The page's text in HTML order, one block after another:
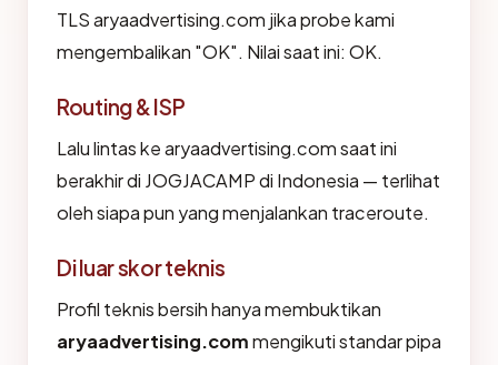
TLS aryaadvertising.com jika probe kami
mengembalikan "OK". Nilai saat ini: OK.
Routing & ISP
Lalu lintas ke aryaadvertising.com saat ini
berakhir di JOGJACAMP di Indonesia — terlihat
oleh siapa pun yang menjalankan traceroute.
Di luar skor teknis
Profil teknis bersih hanya membuktikan
aryaadvertising.commengikuti standar pipa